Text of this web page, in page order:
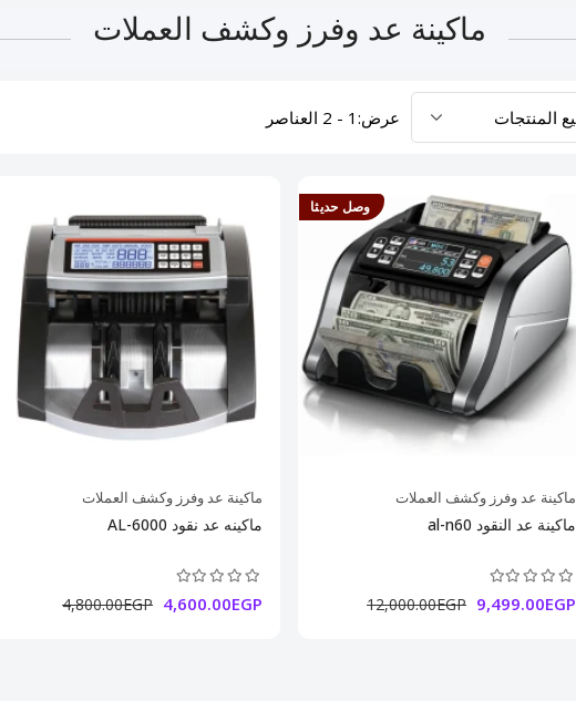
ماكينة عد وفرز وكشف العملات
عرض: 1 - 2 العناصر
وصل حديثا
ماكينة عد وفرز وكشف العملات
ماكينة عد النقود al-n60
12,000.00EGP 9,499.00EGP
ماكينة عد وفرز وكشف العملات
ماكينه عد نقود AL-6000
4,800.00EGP 4,600.00EGP